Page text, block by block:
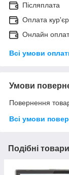
Післяплата
Оплата
Онлайн
Всі умови
Умови
Повернення
Всі умови
Подібні